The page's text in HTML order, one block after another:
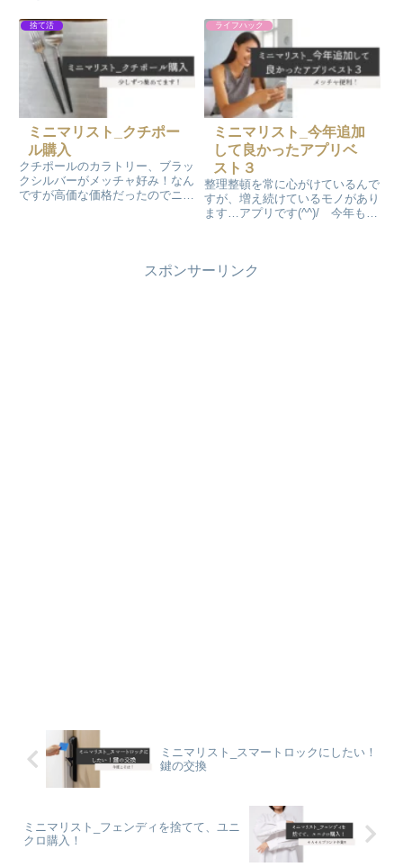
なかったのですが、改めて使用し
たところメッチャ楽だと改めて実
感しました(^^)洗濯物は自分で干
すものと思い込んでいたのです…
ら自宅の洗車を始めたんです。き
っかけはYouTubeです。最近オー
トバックスの決算セールチラシを
見ていたら…
捨て活
ミニマリスト_クチポー
ル購入
クチポールのカラトリー、ブラッ
クシルバーがメッチャ好み！なん
ですが高価な価格だったのでニト
ライフハック
ミニマリスト_今年追加
して良かったアプリベ
スト３
整理整頓を常に心がけているんで
すが、増え続けているモノがあり
ます…アプリです(^^)/ 今年もい
年追加したアプリベスト3のお話
スポンサーリンク
ミニマリスト_スマートロックにしたい！
鍵の交換
ミニマリスト_フェンディを捨てて、ユニ
クロ購入！